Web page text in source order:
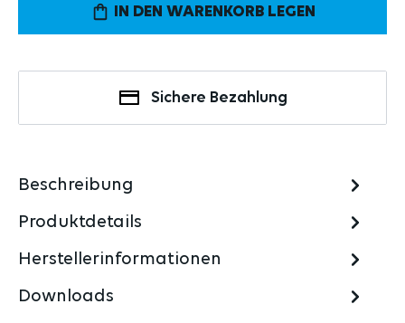
IN DEN WARENKORB LEGEN
Sichere Bezahlung
Beschreibung
Produktdetails
Herstellerinformationen
Downloads